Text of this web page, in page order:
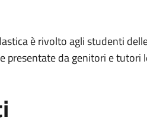
è rivolto agli studenti
presentate da genitori e tutori